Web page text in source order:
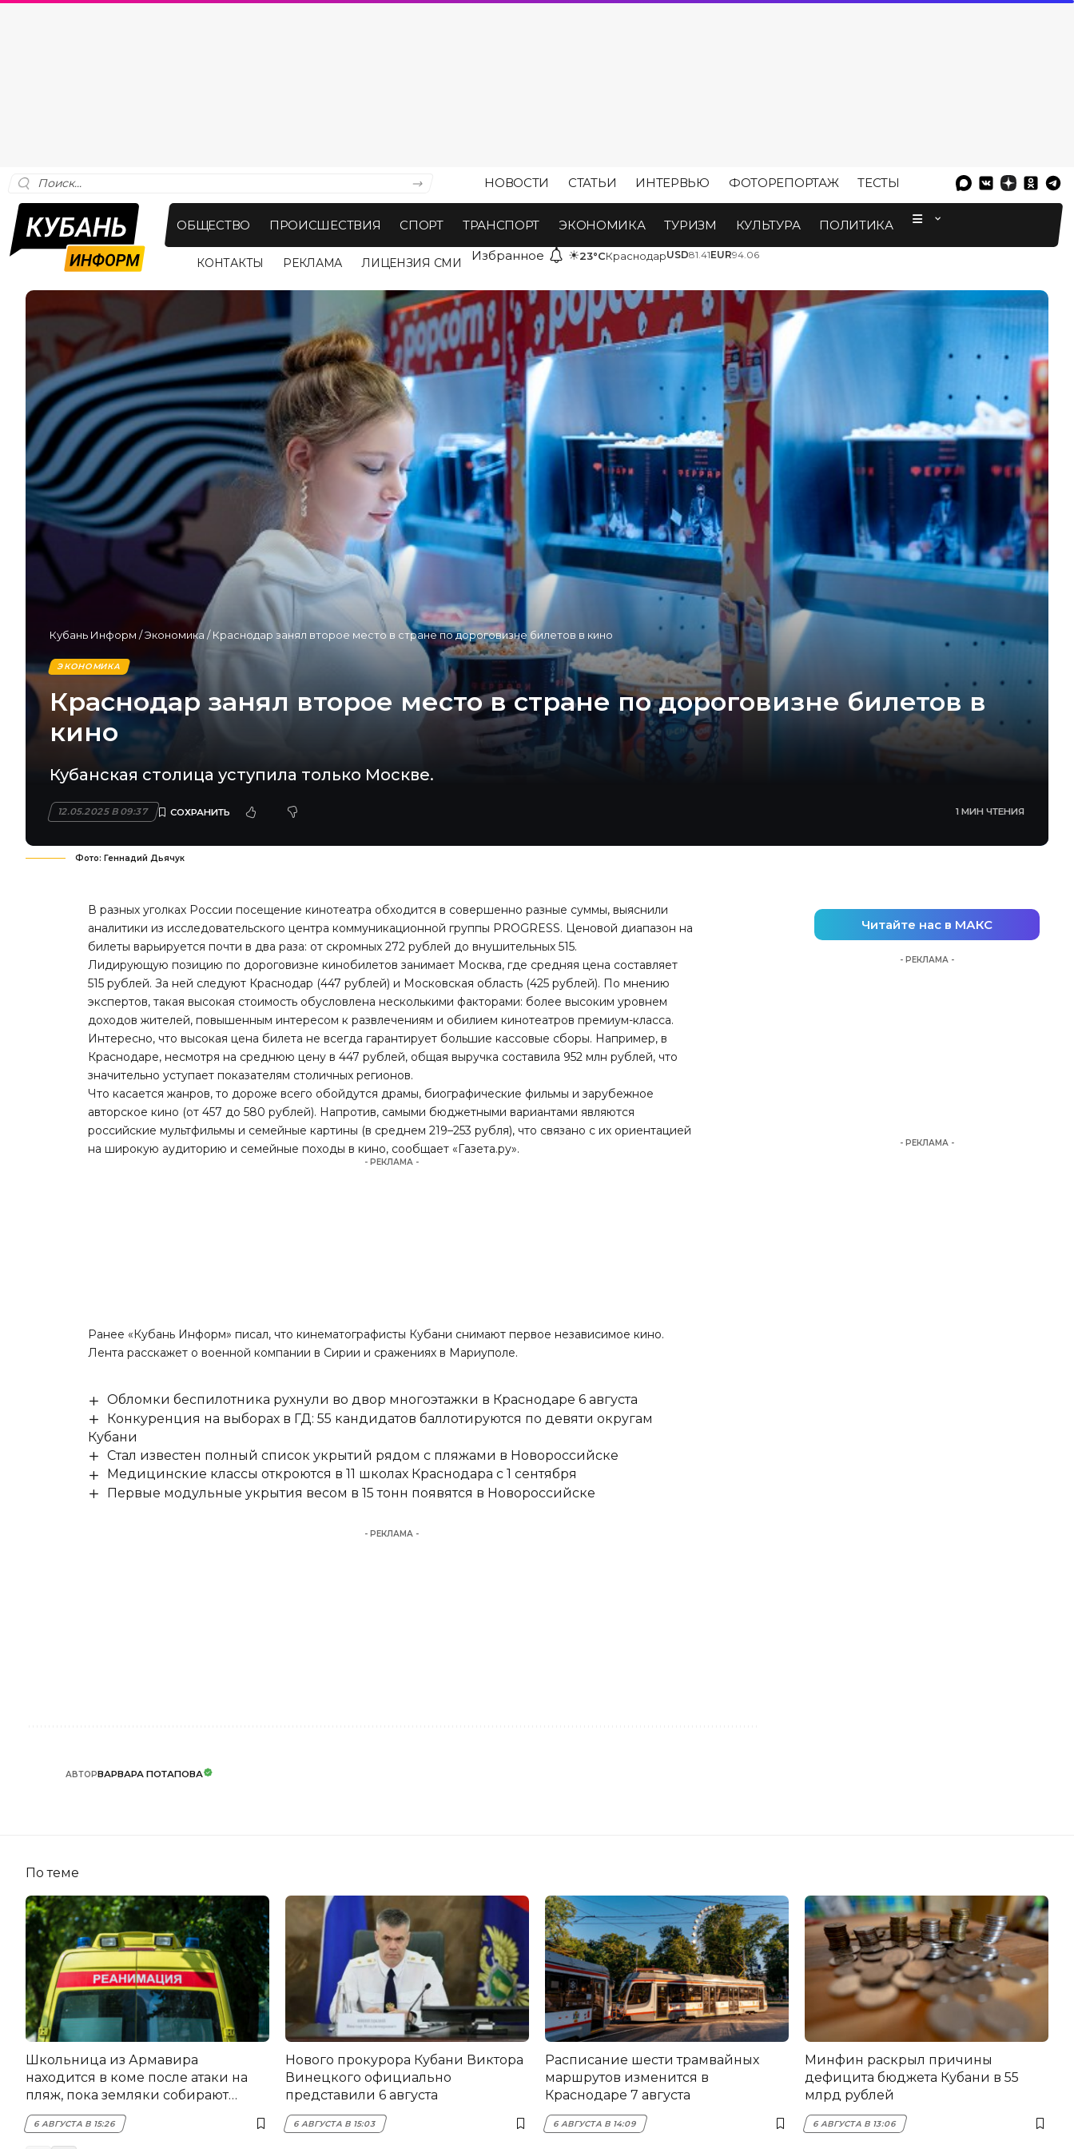
НОВОСТИ СТАТЬИ ИНТЕРВЬЮ ФОТОРЕПОРТАЖ ТЕСТЫ
ОБЩЕСТВО ПРОИСШЕСТВИЯ СПОРТ ТРАНСПОРТ ЭКОНОМИКА ТУРИЗМ КУЛЬТУРА ПОЛИТИКА
КОНТАКТЫ РЕКЛАМА ЛИЦЕНЗИЯ СМИ Избранное ☀23°CКраснодарUSD81.41EUR94.06
Кубань Информ /Экономика /Краснодар занял второе место в стране по дороговизне билетов в кино
ЭКОНОМИКА
Краснодар занял второе место в стране по дороговизне билетов в
кино
Кубанская столица уступила только Москве.
12.05.2025 В 09:37 1 МИН ЧТЕНИЯ
Фото: Геннадий Дьячук
В разных уголках России посещение кинотеатра обходится в совершенно разные суммы, выяснили
аналитики из исследовательского центра коммуникационной группы PROGRESS. Ценовой диапазон на
билеты варьируется почти в два раза: от скромных 272 рублей до внушительных 515.
Лидирующую позицию по дороговизне кинобилетов занимает Москва, где средняя цена составляет
515 рублей. За ней следуют Краснодар (447 рублей) и Московская область (425 рублей). По мнению
экспертов, такая высокая стоимость обусловлена несколькими факторами: более высоким уровнем
доходов жителей, повышенным интересом к развлечениям и обилием кинотеатров премиум-класса.
Интересно, что высокая цена билета не всегда гарантирует большие кассовые сборы. Например, в
Краснодаре, несмотря на среднюю цену в 447 рублей, общая выручка составила 952 млн рублей, что
значительно уступает показателям столичных регионов.
Что касается жанров, то дороже всего обойдутся драмы, биографические фильмы и зарубежное
авторское кино (от 457 до 580 рублей). Напротив, самыми бюджетными вариантами являются
российские мультфильмы и семейные картины (в среднем 219–253 рубля), что связано с их ориентацией
на широкую аудиторию и семейные походы в кино, сообщает «Газета.ру».
- РЕКЛАМА -
Ранее «Кубань Информ» писал, что кинематографисты Кубани снимают первое независимое кино.
Лента расскажет о военной компании в Сирии и сражениях в Мариуполе.
Обломки беспилотника рухнули во двор многоэтажки в Краснодаре 6 августа
Конкуренция на выборах в ГД: 55 кандидатов баллотируются по девяти округам
Кубани
Стал известен полный список укрытий рядом с пляжами в Новороссийске
Медицинские классы откроются в 11 школах Краснодара с 1 сентября
Первые модульные укрытия весом в 15 тонн появятся в Новороссийске
- РЕКЛАМА -
АВТОРВАРВАРА ПОТАПОВА
Читайте нас в МАКС
- РЕКЛАМА -
- РЕКЛАМА -
По теме
Школьница из Армавира
находится в коме после атаки на
пляж, пока земляки собирают
помощь
6 АВГУСТА В 15:26
Нового прокурора Кубани Виктора
Винецкого официально
представили 6 августа
6 АВГУСТА В 15:03
Расписание шести трамвайных
маршрутов изменится в
Краснодаре 7 августа
6 АВГУСТА В 14:09
Минфин раскрыл причины
дефицита бюджета Кубани в 55
млрд рублей
6 АВГУСТА В 13:06